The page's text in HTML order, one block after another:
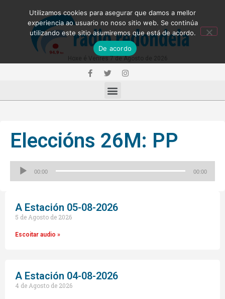
Eleccións 26M: PP
00:00 00:00
A Estación 05-08-2026
5 de Agosto de 2026
Escoitar audio »
A Estación 04-08-2026
4 de Agosto de 2026
Utilizamos cookies para asegurar que damos a mellor
experiencia ao usuario no noso sitio web. Se continúa
utilizando este sitio asumiremos que está de acordo.
De acordo